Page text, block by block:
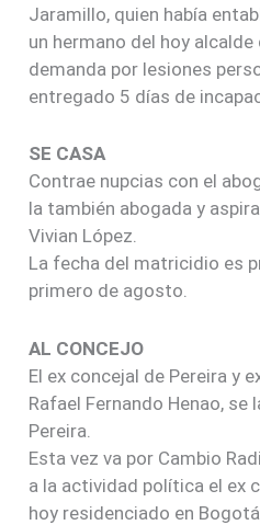
Jaramillo, quien había
un hermano del hoy
demanda por lesiones
entregado 5 días de
SE CASA
Contrae nupcias con el
la también abogada y
Vivian López.
La fecha del matricidio es
primero de agosto.
AL CONCEJO
El ex concejal de Pereira y
Rafael Fernando Henao, se
Pereira.
Esta vez va por Cambio
a la actividad política el ex
hoy residenciado en